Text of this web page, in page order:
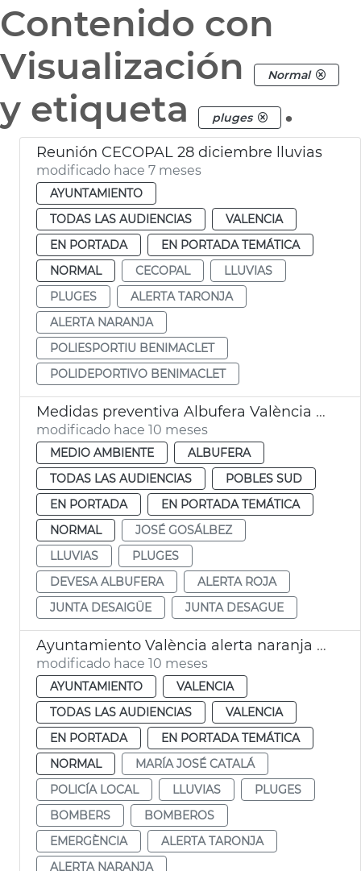
Contenido con
Visualización
Normal
y etiqueta pluges .
Reunión CECOPAL 28 diciembre lluvias
modificado hace 7 meses
AYUNTAMIENTO
TODAS LAS AUDIENCIAS
VALENCIA
EN PORTADA
EN PORTADA TEMÁTICA
NORMAL
CECOPAL
LLUVIAS
PLUGES
ALERTA TARONJA
ALERTA NARANJA
POLIESPORTIU BENIMACLET
POLIDEPORTIVO BENIMACLET
Medidas preventiva Albufera València alerta roja
modificado hace 10 meses
MEDIO AMBIENTE
ALBUFERA
TODAS LAS AUDIENCIAS
POBLES SUD
EN PORTADA
EN PORTADA TEMÁTICA
NORMAL
JOSÉ GOSÁLBEZ
LLUVIAS
PLUGES
DEVESA ALBUFERA
ALERTA ROJA
JUNTA DESAIGÜE
JUNTA DESAGUE
Ayuntamiento València alerta naranja lluvias
modificado hace 10 meses
AYUNTAMIENTO
VALENCIA
TODAS LAS AUDIENCIAS
VALENCIA
EN PORTADA
EN PORTADA TEMÁTICA
NORMAL
MARÍA JOSÉ CATALÁ
POLICÍA LOCAL
LLUVIAS
PLUGES
BOMBERS
BOMBEROS
EMERGÈNCIA
ALERTA TARONJA
ALERTA NARANJA